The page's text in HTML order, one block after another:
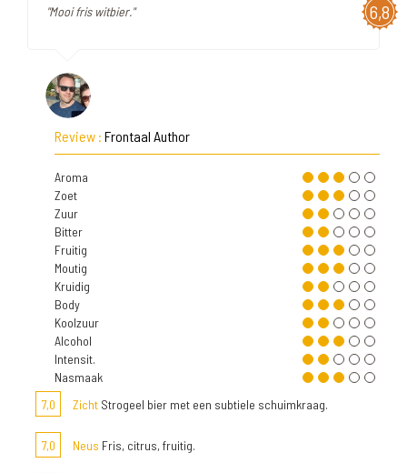
6,8
"Mooi fris witbier."
Review : Frontaal Author
Aroma
Zoet
Zuur
Bitter
Fruitig
Moutig
Kruidig
Body
Koolzuur
Alcohol
Intensit.
Nasmaak
7,0
Zicht Strogeel bier met een subtiele schuimkraag.
7,0 Neus Fris, citrus, fruitig.